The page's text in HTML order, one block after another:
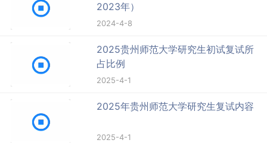
2023年）
2024-4-8
2025贵州师范大学研究生初试复试所
占比例
2025-4-1
2025年贵州师范大学研究生复试内容
2025-4-1